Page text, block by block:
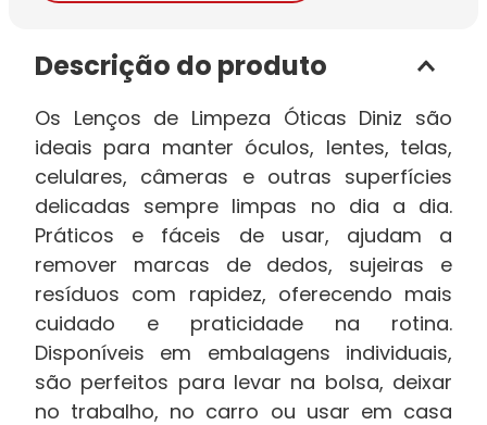
Descrição do produto
Os Lenços de Limpeza Óticas Diniz são
ideais para manter óculos, lentes, telas,
celulares, câmeras e outras superfícies
delicadas sempre limpas no dia a dia.
Práticos e fáceis de usar, ajudam a
remover marcas de dedos, sujeiras e
resíduos com rapidez, oferecendo mais
cuidado e praticidade na rotina.
Disponíveis em embalagens individuais,
são perfeitos para levar na bolsa, deixar
no trabalho, no carro ou usar em casa